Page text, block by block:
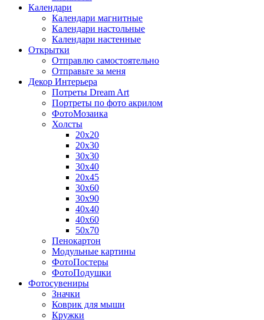
Календари
Календари магнитные
Календари настольные
Календари настенные
Открытки
Отправлю самостоятельно
Отправьте за меня
Декор Интерьера
Потреты Dream Art
Портреты по фото акрилом
ФотоМозаика
Холсты
20х20
20х30
30х30
30х40
20х45
30х60
30х90
40х40
40х60
50х70
Пенокартон
Модульные картины
ФотоПостеры
ФотоПодушки
Фотоcувениры
Значки
Коврик для мыши
Кружки